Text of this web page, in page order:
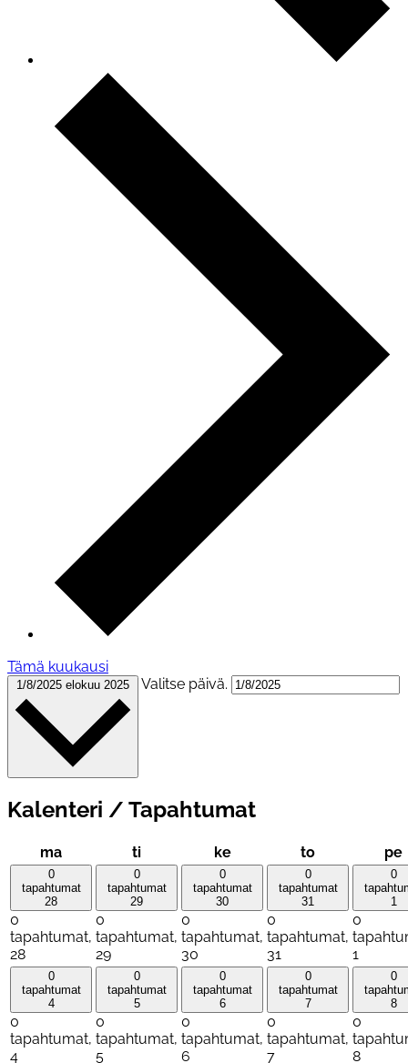
Tämä kuukausi
1/8/2025 elokuu 2025 Valitse päivä.
Kalenteri / Tapahtumat
mamaanantaititiistai kekeskiviikkototorstai pe
0
tapahtumat
28
0
tapahtumat,
28
0
tapahtumat
29
0
tapahtumat,
29
0
tapahtumat
30
0
tapahtumat,
30
0
tapahtumat
31
0
tapahtumat,
31
0
1
0
1
0
tapahtumat
4
0
tapahtumat,
4
0
tapahtumat
5
0
tapahtumat,
5
0
tapahtumat
6
0
tapahtumat,
6
0
tapahtumat
7
0
tapahtumat,
7
0
8
0
8